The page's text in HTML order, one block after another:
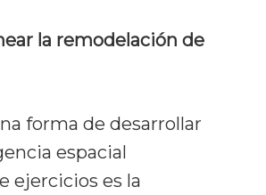
la remodelación de
forma de desarrollar
espacial
ejercicios es la